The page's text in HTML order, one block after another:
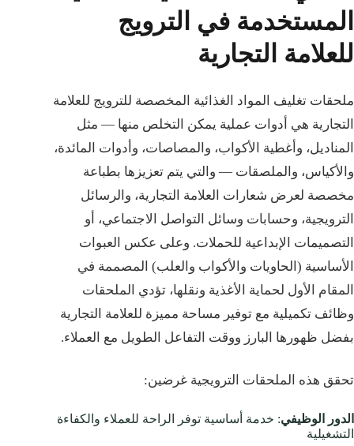
المستخدمة في الترويج
للعلامة التجارية
ملحقات تغليف المواد الغذائية المخصصة للترويج للعلامة
التجارية هي أدوات عملية يمكن التخلص منها — مثل
المناديل، وأغطية الأكواب، والمصاصات، وأدوات المائدة،
والأكياس، والملصقات — والتي يتم تعزيزها بطباعة
مخصصة لعرض شعارات العلامة التجارية، والرسائل
الترويجية، وحسابات وسائل التواصل الاجتماعي، أو
التصميمات الإبداعية للحملات. وعلى عكس العبوات
الأساسية (الحاويات والأكواب والعلب) المصممة في
المقام الأول لحماية الأغذية ونقلها، تؤدي الملحقات
وظائف تكميلية مع توفير مساحة مميزة للعلامة التجارية
بفضل ظهورها البارز ووقت التفاعل الطويل مع العملاء.
تحقق هذه الملحقات الترويجية غرضين:
الدور الوظيفي: خدمة أساسية توفر الراحة للعملاء والكفاءة
التشغيلية